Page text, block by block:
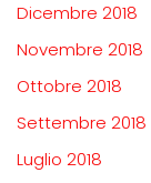
Dicembre 2018
Novembre 2018
Ottobre 2018
Settembre 2018
Luglio 2018